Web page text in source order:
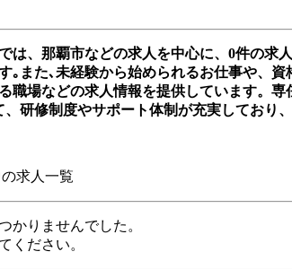
は、那覇市などの求人を中心に、0件の
｡また､未経験から始められるお仕事や、
職場などの求人情報を提供しています。
研修制度やサポート体制が充実しており
求人一覧
かりませんでした。
ください。